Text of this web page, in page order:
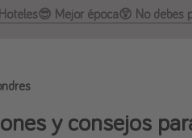
😎 Mejor época😲 No debes
y consejos